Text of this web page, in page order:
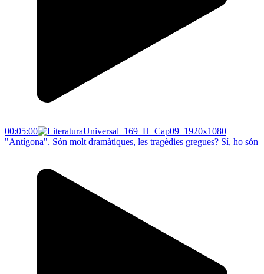
00:05:00
"Antígona". Són molt dramàtiques, les tragèdies gregues? Sí, ho són